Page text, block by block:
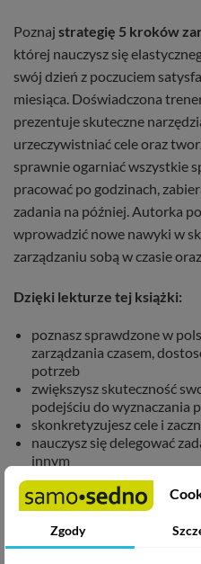
Poznaj strategię 5 kroków
której nauczysz się
swój dzień z poczuciem
miesiąca. Doświadczona
prezentuje skuteczne
urzeczywistniać cele oraz
sprawnie ogarniać wszystkie
pracować po godzinach,
zadania na później. Autorka
wprowadzić nowe nawyki w
zarządzaniu sobą w czasie
Dzięki lekturze tej książki:
poznasz sprawdzone w
zarządzania czasem,
potrzeb
zwiększysz skuteczność
podejściu do wyznaczania
skonkretyzujesz cele i
nauczysz się delegować
innym
wyeliminujesz codzienne
przypływ energii do
O autorce
Zgody